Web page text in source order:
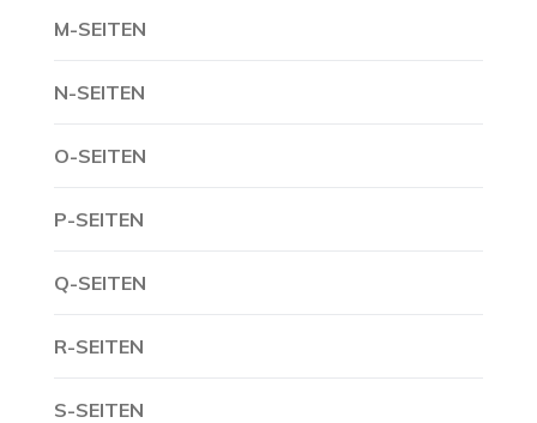
M-SEITEN
N-SEITEN
O-SEITEN
P-SEITEN
Q-SEITEN
R-SEITEN
S-SEITEN